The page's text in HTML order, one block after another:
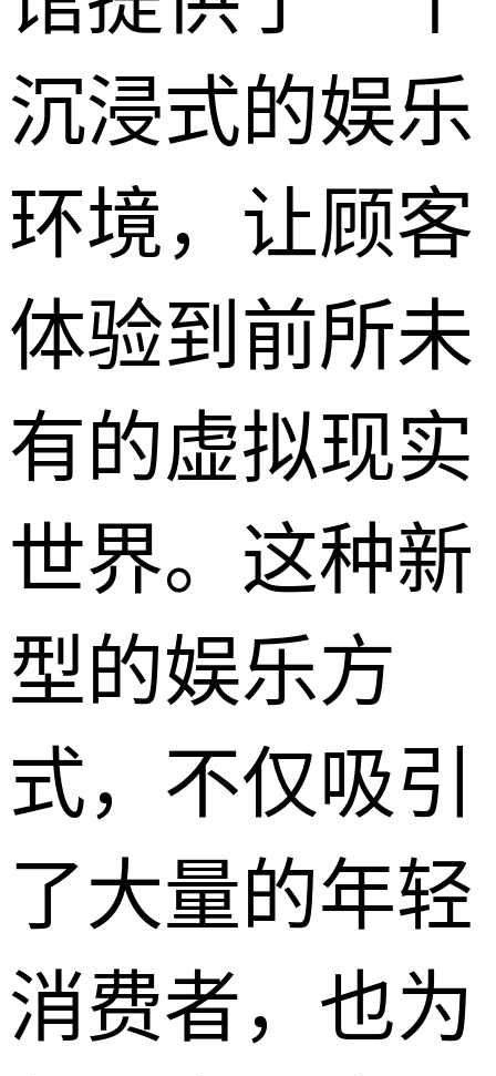
沉浸式的娱乐
环境，让顾客
体验到前所未
有的虚拟现实
世界。这种新
型的娱乐方
式，不仅吸引
了大量的年轻
消费者，也为